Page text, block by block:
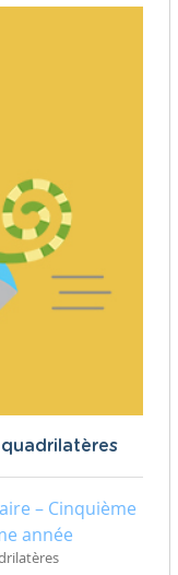
– Cinquième
année